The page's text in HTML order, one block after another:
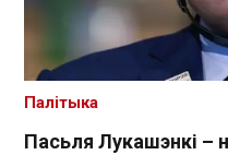
Пасьля Лукашэнкі –
Палітыка